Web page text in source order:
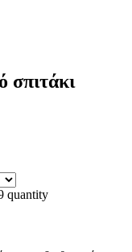
σπιτάκι
quantity